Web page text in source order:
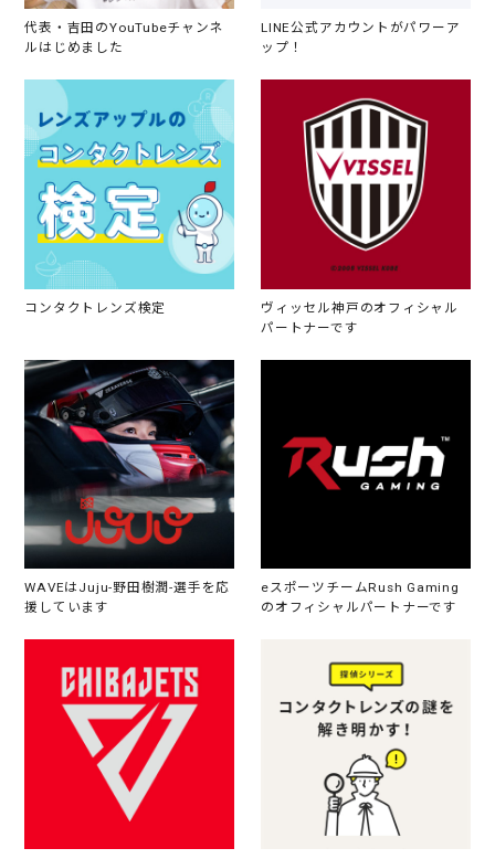
代表・吉田のYouTubeチャンネ
ルはじめました
LINE公式アカウントがパワーア
ップ！
コンタクトレンズ検定
ヴィッセル神戸のオフィシャル
パートナーです
WAVEはJuju-野田樹潤-選手を応
援しています
eスポーツチームRush Gaming
のオフィシャルパートナーです